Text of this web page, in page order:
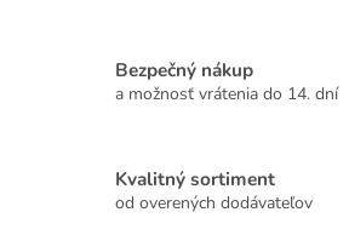
Bezpečný nákup
a možnosť vrátenia do 14. dní
Kvalitný sortiment
od overených dodávateľov